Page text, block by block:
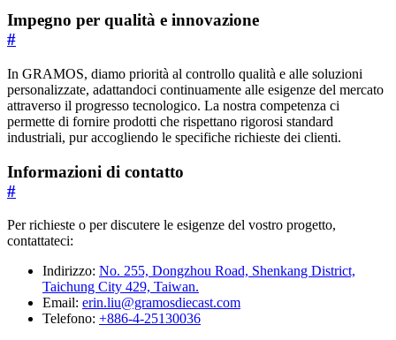
Impegno per qualità e innovazione
#
In GRAMOS, diamo priorità al controllo qualità e alle soluzioni
personalizzate, adattandoci continuamente alle esigenze del mercato
attraverso il progresso tecnologico. La nostra competenza ci
permette di fornire prodotti che rispettano rigorosi standard
industriali, pur accogliendo le specifiche richieste dei clienti.
Informazioni di contatto
#
Per richieste o per discutere le esigenze del vostro progetto,
contattateci:
Indirizzo: No. 255, Dongzhou Road, Shenkang District,
Taichung City 429, Taiwan.
Email: erin.liu@gramosdiecast.com
Telefono: +886-4-25130036